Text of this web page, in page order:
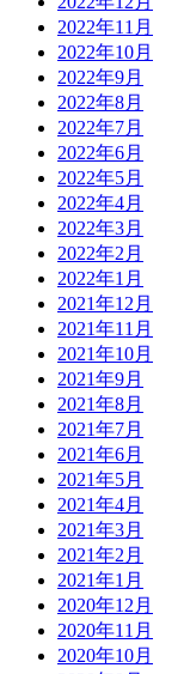
2022年11月
2022年10月
2022年9月
2022年8月
2022年7月
2022年6月
2022年5月
2022年4月
2022年3月
2022年2月
2022年1月
2021年12月
2021年11月
2021年10月
2021年9月
2021年8月
2021年7月
2021年6月
2021年5月
2021年4月
2021年3月
2021年2月
2021年1月
2020年12月
2020年11月
2020年10月